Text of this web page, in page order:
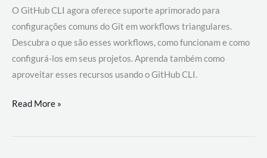
O GitHub CLI agora oferece suporte aprimorado para
configurações comuns do Git em workflows triangulares.
Descubra o que são esses workflows, como funcionam e como
configurá-los em seus projetos. Aprenda também como
aproveitar esses recursos usando o GitHub CLI.
GitHub
revoluciona
Read More »